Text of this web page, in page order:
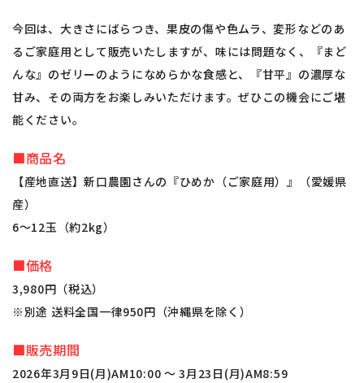
今回は、大きさにばらつき、果皮の傷や色ムラ、変形などのあ
るご家庭用として販売いたしますが、味には問題なく、『まど
んな』のゼリーのようになめらかな食感と、『甘平』の濃厚な
甘み、その両方をお楽しみいただけます。ぜひこの機会にご堪
能ください。
■商品名
【産地直送】新口農園さんの『ひめか（ご家庭用）』（愛媛県
産）
6～12玉（約2kg）
■価格
3,980円（税込）
※別途 送料全国一律950円（沖縄県を除く）
■販売期間
2026年3月9日(月)AM10:00 ～ 3月23日(月)AM8:59